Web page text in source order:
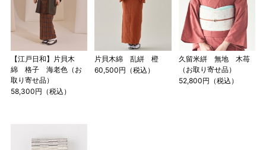
【江戸日和】片貝木
綿 格子 海老色（お
取り寄せ品）
58,300円（税込）
片貝木綿 乱絣 橙
60,500円（税込）
久留米絣 無地 木苺
（お取り寄せ品）
52,800円（税込）